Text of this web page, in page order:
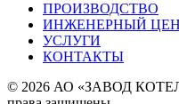
ПРОИЗВОДСТВО
ИНЖЕНЕРНЫЙ
УСЛУГИ
КОНТАКТЫ
© 2026 АО «ЗАВОД